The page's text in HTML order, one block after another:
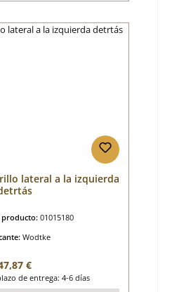
lateral a la izquierda
01015180
Wodtke
normal:
€
de entrega: 4-6 días